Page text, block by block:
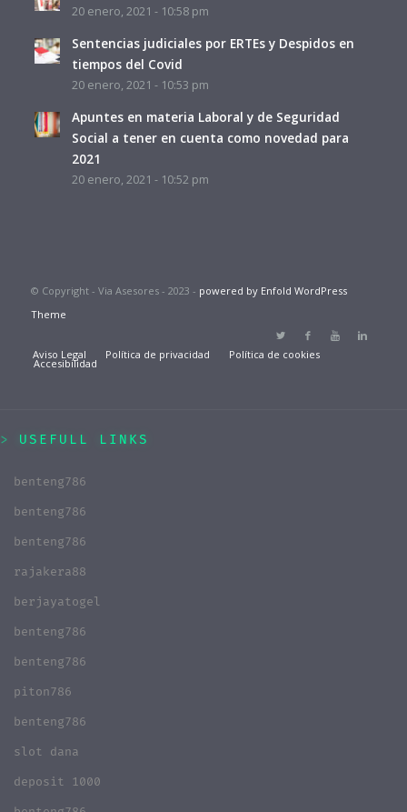
20 enero, 2021 - 10:58 pm
Sentencias judiciales por ERTEs y Despidos en
tiempos del Covid
20 enero, 2021 - 10:53 pm
Apuntes en materia Laboral y de Seguridad
Social a tener en cuenta como novedad para
2021
20 enero, 2021 - 10:52 pm
© Copyright - Via Asesores - 2023 - powered by Enfold WordPress
Theme
Aviso Legal Política de privacidad Política de cookies
Accesibilidad
USEFULL LINKS
benteng786
benteng786
benteng786
rajakera88
berjayatogel
benteng786
benteng786
piton786
benteng786
slot dana
deposit 1000